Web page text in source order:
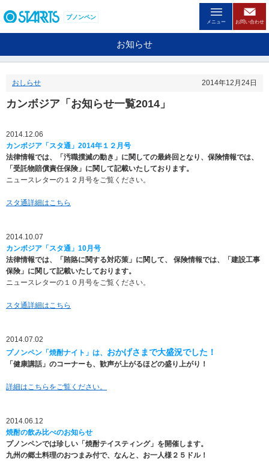
ー
移
た
の
リ
ン
ダ
情
報
に
。
移
動
。
プノンペン
メニュー お問い合わせ
お知らせ
おしらせ 2014年12月24日
カンボジア「お知らせ一覧2014」
2014.12.06
カンボジア「スタ通」2014年１２月号
法律情報では、「汚職撲滅の動き」に関しての最終回となり、保険情報では、
「受託物賠償責任保険」に関して記載いたしております。
ニュースレターの１２月号をご覧ください。
スタ通詳細はこちら
2014.10.07
カンボジア「スタ通」10月号
法律情報では、「賄賂に関する対応策」に関して、 保険情報では、「建設工事
保険」に関して記載いたしております。
ニュースレターの１０月号をご覧ください。
スタ通詳細はこちら
2014.07.02
プノンペン「焼酎ナイト」は、 おかげさまで大盛況でした！
「健康講話」のコーナーも、歓声が上がるほどの盛り上がり！
詳細はこちらをご覧ください。
2014.06.12
焼酎の飲み比べのお知らせ
プノンペンでは珍しい「焼酎テイスティング」を開催します。
九州の郷土料理のおつまみ付で、なんと、お一人様２５ドル！